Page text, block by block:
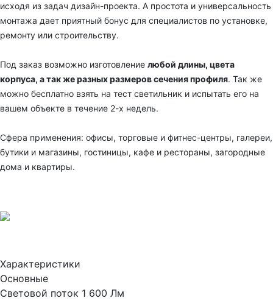
исходя из задач дизайн-проекта. А простота и универсальность
монтажа дает приятный бонус для специалистов по установке,
ремонту или строительству.
Под заказ возможно изготовление любой длины, цвета
корпуса, а так же разных размеров сечения профиля. Так же
можно бесплатно взять на тест светильник и испытать его на
вашем объекте в течение 2-х недель.
Сфера применения: офисы, торговые и фитнес-центры, галереи,
бутики и магазины, гостиницы, кафе и рестораны, загородные
дома и квартиры.
Характеристики
Основные
Световой поток 1 600 Лм